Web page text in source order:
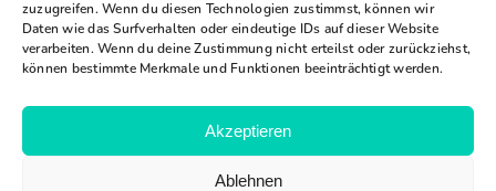
zuzugreifen. Wenn du diesen Technologien zustimmst, können wir
Daten wie das Surfverhalten oder eindeutige IDs auf dieser Website
verarbeiten. Wenn du deine Zustimmung nicht erteilst oder zurückziehst,
können bestimmte Merkmale und Funktionen beeinträchtigt werden.
Akzeptieren
Ablehnen